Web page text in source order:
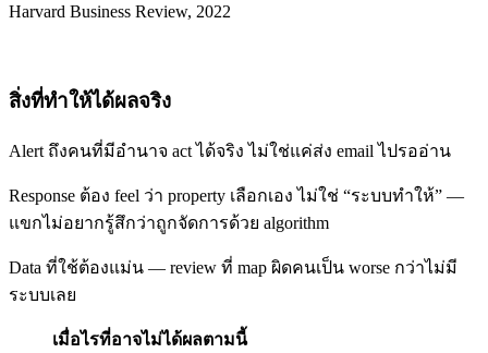
Harvard Business Review, 2022
สิ่งที่ทำให้ได้ผลจริง
Alert ถึงคนที่มีอำนาจ act ได้จริง ไม่ใช่แค่ส่ง email ไปรออ่าน
Response ต้อง feel ว่า property เลือกเอง ไม่ใช่ “ระบบทำให้” —
แขกไม่อยากรู้สึกว่าถูกจัดการด้วย algorithm
Data ที่ใช้ต้องแม่น — review ที่ map ผิดคนเป็น worse กว่าไม่มี
ระบบเลย
เมื่อไรที่อาจไม่ได้ผลตามนี้